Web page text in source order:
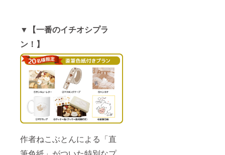
▼【一番のイチオシプラ
ン！】
作者ねこぶとんによる「直